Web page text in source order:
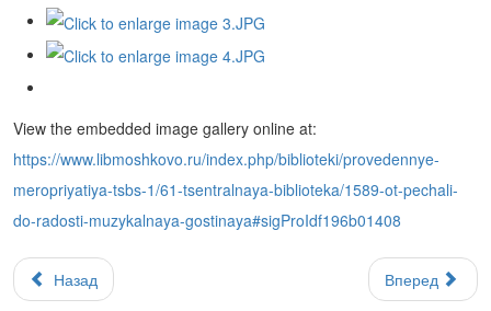
View the embedded image gallery online at:
https://www.libmoshkovo.ru/index.php/biblioteki/provedennye-
meropriyatiya-tsbs-1/61-tsentralnaya-biblioteka/1589-ot-pechali-
do-radosti-muzykalnaya-gostinaya#sigProIdf196b01408
Назад Вперед